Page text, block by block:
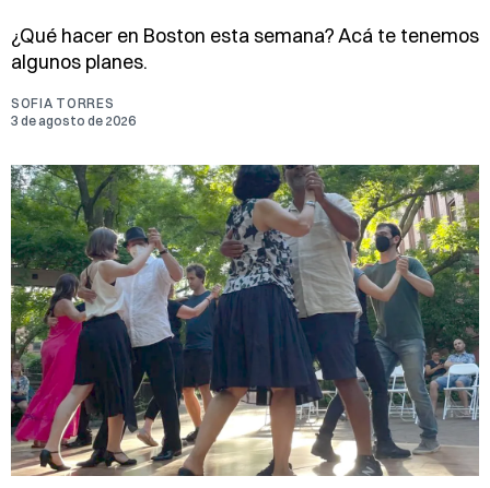
¿Qué hacer en Boston esta semana? Acá te tenemos
algunos planes.
SOFIA TORRES
3 de agosto de 2026